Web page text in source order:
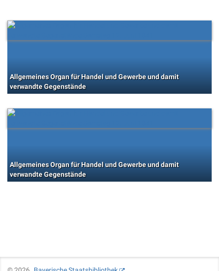
Allgemeines Organ für Handel und Gewerbe und damit
verwandte Gegenstände
Allgemeines Organ für Handel und Gewerbe und damit
verwandte Gegenstände